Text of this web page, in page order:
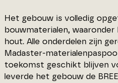
Het gebouw is volledig
bouwmaterialen,
hout. Alle onderdelen zijn
Madaster-
toekomst geschikt blijven
leverde het gebouw de